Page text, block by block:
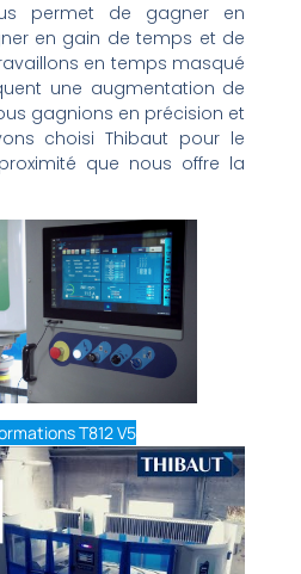
permet de gagner en
en gain de temps et de
en temps masqué
une augmentation de
gagnions en précision et
choisi Thibaut pour le
que nous offre la
T812 V5